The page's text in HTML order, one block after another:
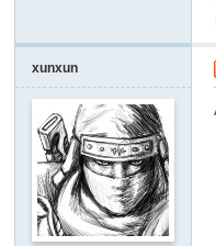
e
xunxun